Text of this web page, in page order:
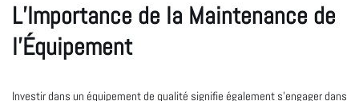
L’Importance de la Maintenance de
l’Équipement
Investir dans un équipement de qualité signifie également s’engager dans